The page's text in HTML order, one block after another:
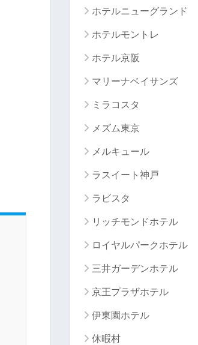
ホテルニューグランド
ホテルモントレ
ホテル京阪
マリーナベイサンズ
ミラコスタ
メズム東京
メルキュール
ラスイート神戸
ラビスタ
リッチモンドホテル
ロイヤルパークホテル
三井ガーデンホテル
京王プラザホテル
伊東園ホテル
休暇村